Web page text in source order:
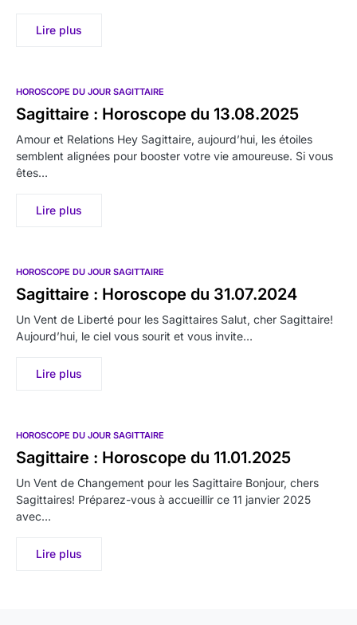
Lire plus
HOROSCOPE DU JOUR SAGITTAIRE
Sagittaire : Horoscope du 13.08.2025
Amour et Relations Hey Sagittaire, aujourd’hui, les étoiles
semblent alignées pour booster votre vie amoureuse. Si vous
êtes…
Lire plus
HOROSCOPE DU JOUR SAGITTAIRE
Sagittaire : Horoscope du 31.07.2024
Un Vent de Liberté pour les Sagittaires Salut, cher Sagittaire!
Aujourd’hui, le ciel vous sourit et vous invite…
Lire plus
HOROSCOPE DU JOUR SAGITTAIRE
Sagittaire : Horoscope du 11.01.2025
Un Vent de Changement pour les Sagittaire Bonjour, chers
Sagittaires! Préparez-vous à accueillir ce 11 janvier 2025
avec…
Lire plus